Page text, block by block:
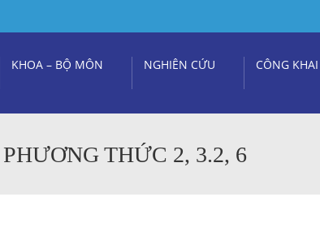
KHOA – BỘ MÔN NGHIÊN CỨU CÔNG
THỨC 2, 3.2, 6